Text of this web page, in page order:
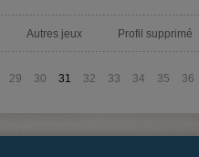
Autres jeux Profil supprimé
29 30 31 32 33 34 35 36